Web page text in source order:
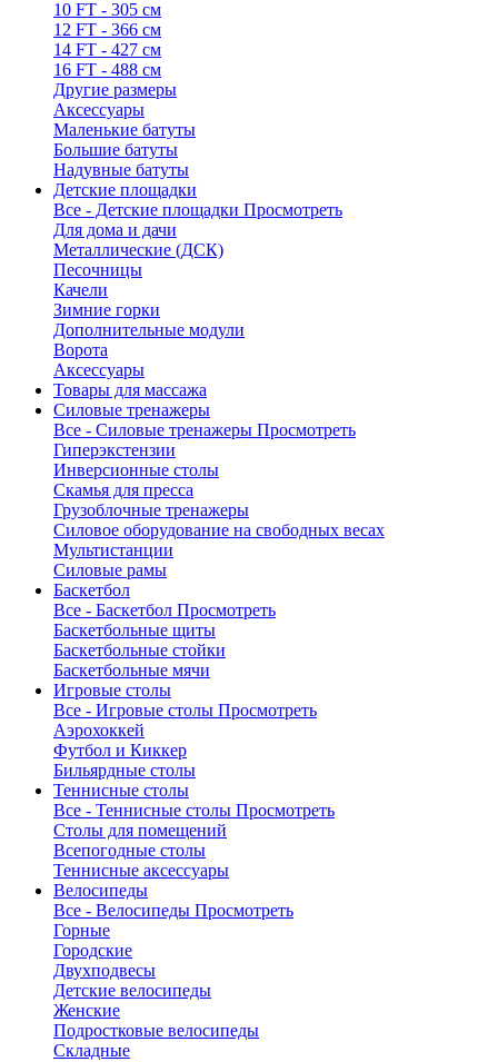
10 FT - 305 см
12 FT - 366 см
14 FT - 427 см
16 FT - 488 см
Другие размеры
Аксессуары
Маленькие батуты
Большие батуты
Надувные батуты
Детские площадки
Все - Детские площадки Просмотреть
Для дома и дачи
Металлические (ДСК)
Песочницы
Качели
Зимние горки
Дополнительные модули
Ворота
Аксессуары
Товары для массажа
Силовые тренажеры
Все - Силовые тренажеры Просмотреть
Гиперэкстензии
Инверсионные столы
Скамья для пресса
Грузоблочные тренажеры
Силовое оборудование на свободных весах
Мультистанции
Силовые рамы
Баскетбол
Все - Баскетбол Просмотреть
Баскетбольные щиты
Баскетбольные стойки
Баскетбольные мячи
Игровые столы
Все - Игровые столы Просмотреть
Аэрохоккей
Футбол и Киккер
Бильярдные столы
Теннисные столы
Все - Теннисные столы Просмотреть
Столы для помещений
Всепогодные столы
Теннисные аксессуары
Велосипеды
Все - Велосипеды Просмотреть
Горные
Городские
Двухподвесы
Детские велосипеды
Женские
Подростковые велосипеды
Складные